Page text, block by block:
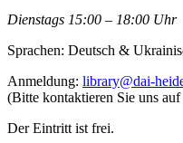
Dienstags 15:00 – 18:00 Uhr
Sprachen: Deutsch &
Anmeldung: library@dai-
(Bitte kontaktieren Sie uns
Der Eintritt ist frei.